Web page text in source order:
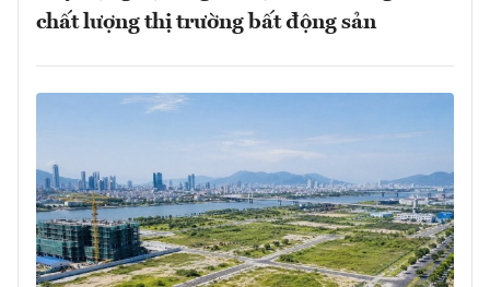
chất lượng thị trường bất động sản